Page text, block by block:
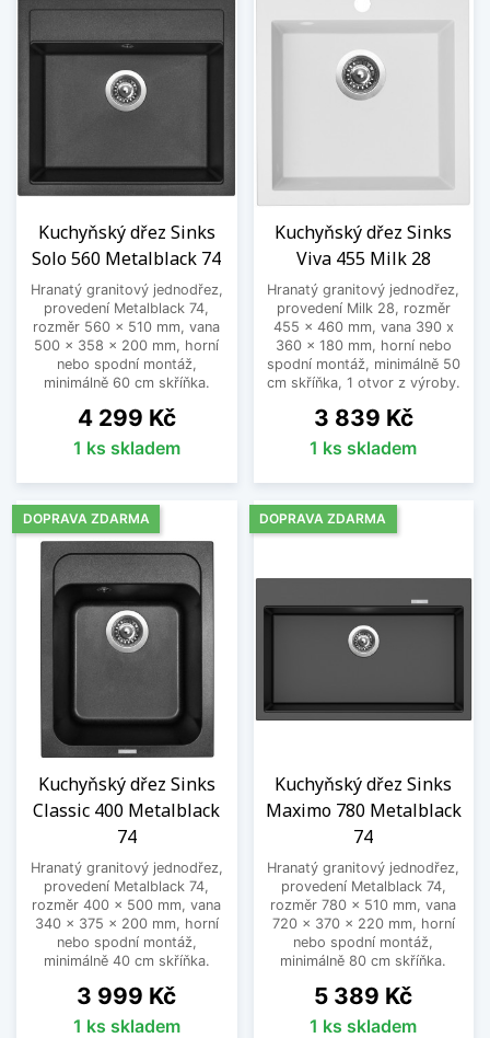
Kuchyňský dřez Sinks
Solo 560 Metalblack 74
Hranatý granitový jednodřez,
provedení Metalblack 74,
rozměr 560 x 510 mm, vana
500 x 358 x 200 mm, horní
nebo spodní montáž,
minimálně 60 cm skříňka.
Cena
4 299 Kč
1 ks skladem
Kuchyňský dřez Sinks
Viva 455 Milk 28
Hranatý granitový jednodřez,
provedení Milk 28, rozměr
455 x 460 mm, vana 390 x
360 x 180 mm, horní nebo
spodní montáž, minimálně 50
cm skříňka, 1 otvor z výroby.
Cena
3 839 Kč
1 ks skladem
Kuchyňský dřez Sinks
Classic 400 Metalblack
74
Hranatý granitový jednodřez,
provedení Metalblack 74,
rozměr 400 x 500 mm, vana
340 x 375 x 200 mm, horní
nebo spodní montáž,
minimálně 40 cm skříňka.
Cena
3 999 Kč
1 ks skladem
DOPRAVA ZDARMA
Kuchyňský dřez Sinks
Maximo 780 Metalblack
74
Hranatý granitový jednodřez,
provedení Metalblack 74,
rozměr 780 x 510 mm, vana
720 x 370 x 220 mm, horní
nebo spodní montáž,
minimálně 80 cm skříňka.
Cena
5 389 Kč
1 ks skladem
DOPRAVA ZDARMA